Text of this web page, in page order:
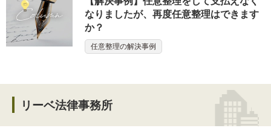
なりましたが、再度任意整理はできます
か？
任意整理の解決事例
リーベ法律事務所